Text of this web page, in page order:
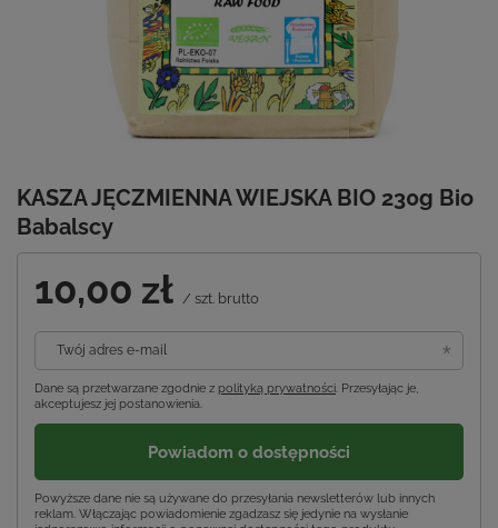
KASZA JĘCZMIENNA WIEJSKA BIO 230g Bio
Babalscy
10,00 zł / szt. brutto
Twój adres e-mail
Dane są przetwarzane zgodnie z polityką prywatności. Przesyłając je,
akceptujesz jej postanowienia.
Powiadom o dostępności
Powyższe dane nie są używane do przesyłania newsletterów lub innych
reklam. Włączając powiadomienie zgadzasz się jedynie na wysłanie